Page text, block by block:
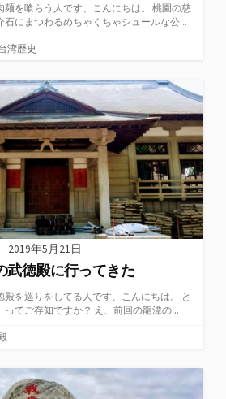
麺を喰らう人です、こんにちは。 桃園の慈
にまつわるめちゃくちゃシュールな公...
湾歴史
2019年5月21日
武徳殿に行ってきた
を巡りをしてる人です、こんにちは。 と
ってご存知ですか？ え、前回の龍潭の...